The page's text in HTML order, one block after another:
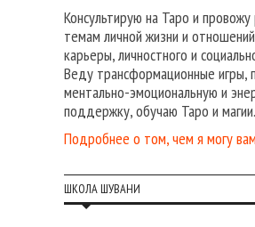
Консультирую на Таро и
темам личной жизни и
карьеры, личностного и
Веду трансформационные игры,
ментально-эмоциональную и
поддержку, обучаю Таро и магии.
Подробнее о том, чем я могу
ШКОЛА ШУВАНИ